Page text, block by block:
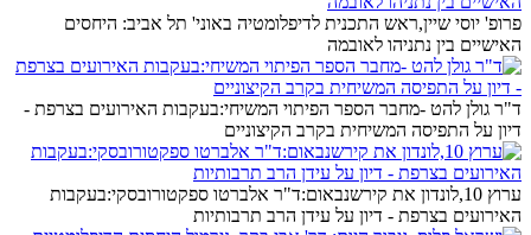
פרופ' יוסי שיין,ראש התכנית לדיפלומטיה באוני' תל אביב: היחסים
האישיים בין נתניהו לאובמה
ד"ר גולן להט -מחבר הספר הפיתוי המשיחי:בעקבות האירועים בצרפת -
דיון על התפיסה המשיחית בקרב הקיצוניים
ערוץ 10,לונדון את קירשנבאום:ד"ר אלברטו ספקטורובסקי:בעקבות
האירועים בצרפת - דיון על עידן הרב תרבותיות